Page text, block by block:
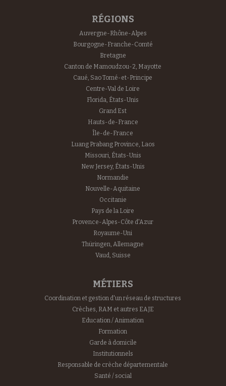
RÉGIONS
Auvergne-Rhône-Alpes
Bourgogne-Franche-Comté
Bretagne
Canton de Mamoudzou-2, Mayotte
Caué, Sao Tomé-et-Principe
Centre-Val de Loire
Florida, États-Unis
Grand Est
Hauts-de-France
Île-de-France
Luang Prabang Province, Laos
Missouri, États-Unis
New Jersey, États-Unis
Normandie
Nouvelle-Aquitaine
Occitanie
Pays de la Loire
Provence-Alpes-Côte d'Azur
Royaume-Uni
Thüringen, Allemagne
Vaud, Suisse
MÉTIERS
Coordination et gestion d'un réseau de structures
Crèches, RAM et autres EAJE
Education / Animation
Formation
Garde à domicile
Institutionnels
Responsable de crèche départementale
Santé / social